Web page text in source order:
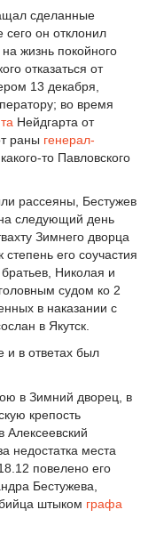
сделанные
он отклонил
жизнь покойного
отказаться от
13 декабря,
во время
Нейдгарта от
раны генерал-
то Павловского
рассеяны, Бестужев
следующий день
Зимнего дворца
степень его соучастия
Николая и
судом ко 2
в наказании с
в Якутск.
и в ответах был
в Зимний дворец, в
крепость
Алексеевский
недостатка места
повелено его
Бестужева,
штыком графа